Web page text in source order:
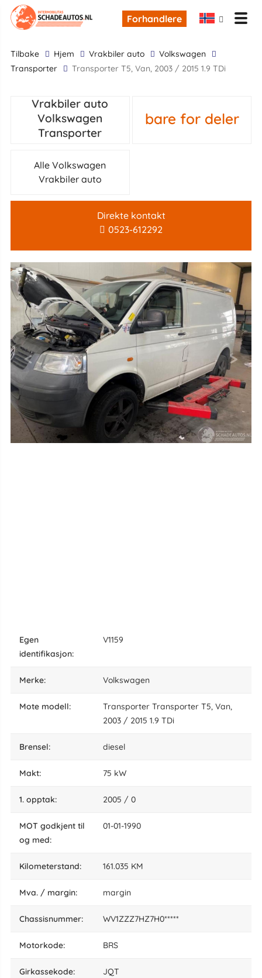
Forhandlere
tilbake Hjem Vrakbiler auto
Volkswagen
Transporter
Transporter T5, Van, 2003 / 2015 1.9 TDi
Vrakbiler auto
Volkswagen
Transporter
bare for deler
Alle Volkswagen
Vrakbiler auto
Direkte kontakt
0523-612292
egen
identifikasjon:
V1159
Merke: Volkswagen
Mote modell:
Transporter Transporter T5, Van,
2003 / 2015 1.9 TDi
brensel: diesel
makt: 75 kW
1. opptak: 2005 / 0
MOT godkjent til
og med:
01-01-1990
kilometerstand: 161.035 KM
Mva. / margin: margin
chassisnummer: WV1ZZZ7HZ7H0*****
motorkode: BRS
girkassekode: JQT